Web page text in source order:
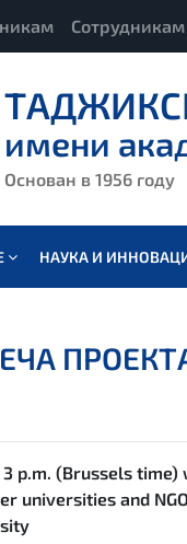
Сотрудникам
имени
Основан в 1956 году
НАУКА И
ПРОЕКТА
p.m. (Brussels
universities and